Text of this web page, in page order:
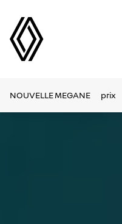
NOUVELLE MEGANE prix